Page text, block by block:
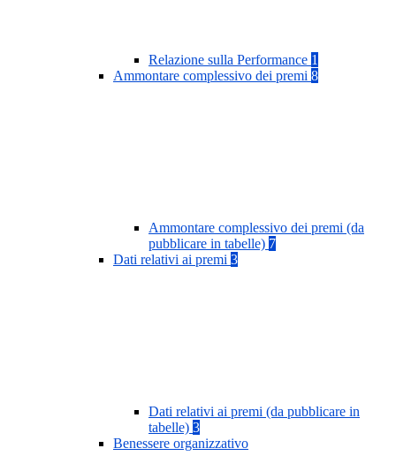
Relazione sulla Performance 1
Ammontare complessivo dei premi 8
Ammontare complessivo dei premi (da
pubblicare in tabelle) 7
Dati relativi ai premi 3
Dati relativi ai premi (da pubblicare in
tabelle) 3
Benessere organizzativo